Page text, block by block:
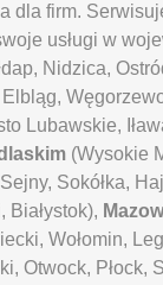
dla firm.
usługi w
Nidzica,
Lubawskie,
(Wysokie
Sokółka,
Białystok),
Wołomin,
Otwock, Płock,